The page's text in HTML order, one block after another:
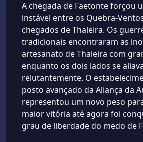
A chegada de Faetonte forçou
instável entre os Quebra-
chegados de Thaleira. Os
tradicionais encontraram as
artesanato de Thaleira com
enquanto os dois lados se
relutantemente. O
posto avançado da Aliança da
representou um novo peso
maior vitória até agora foi
grau de liberdade do medo de